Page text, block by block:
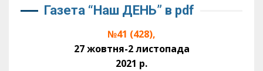
Газета “Наш ДЕНЬ” в pdf
№41 (428),
27 жовтня-2 листопада
2021 р.